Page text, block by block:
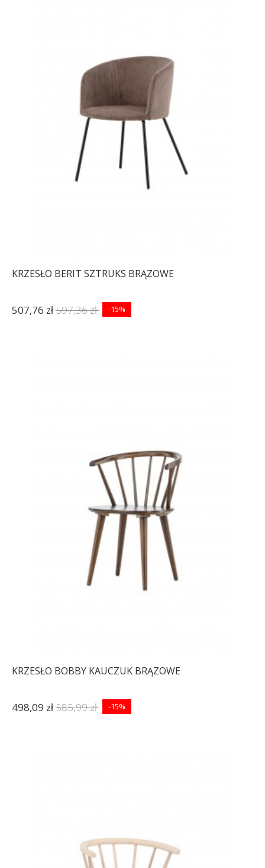
KRZESŁO BERIT SZTRUKS BRĄZOWE
507,76 zł597,36 zł -15%
KRZESŁO BOBBY KAUCZUK BRĄZOWE
498,09 zł585,99 zł -15%